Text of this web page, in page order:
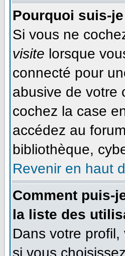
Pourquoi suis-
Si vous ne
visite lorsque
connecté pour
abusive de votre
cochez la case
accédez au
bibliothèque,
Revenir en haut
Comment puis-
la liste des
Dans votre
si vous choisissez